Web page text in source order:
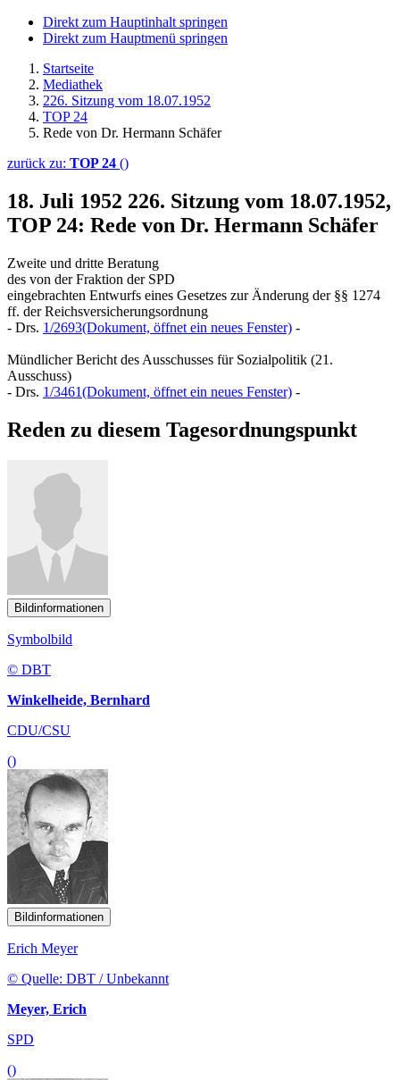
Direkt zum Hauptinhalt springen
Direkt zum Hauptmenü springen
Startseite
Mediathek
226. Sitzung vom 18.07.1952
TOP 24
Rede von Dr. Hermann Schäfer
zurück zu: TOP 24 ()
18. Juli 1952 226. Sitzung vom 18.07.1952,
TOP 24: Rede von Dr. Hermann Schäfer
Zweite und dritte Beratung
des von der Fraktion der SPD
eingebrachten Entwurfs eines Gesetzes zur Änderung der §§ 1274
ff. der Reichsversicherungsordnung
- Drs. 1/2693(Dokument, öffnet ein neues Fenster) -
Mündlicher Bericht des Ausschusses für Sozialpolitik (21.
Ausschuss)
- Drs. 1/3461(Dokument, öffnet ein neues Fenster) -
Reden zu diesem Tagesordnungspunkt
Bildinformationen
Symbolbild
© DBT
Winkelheide, Bernhard
CDU/CSU
()
Bildinformationen
Erich Meyer
© Quelle: DBT / Unbekannt
Meyer, Erich
SPD
()